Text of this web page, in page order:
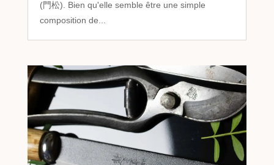
(門松). Bien qu'elle semble être une simple
composition de...